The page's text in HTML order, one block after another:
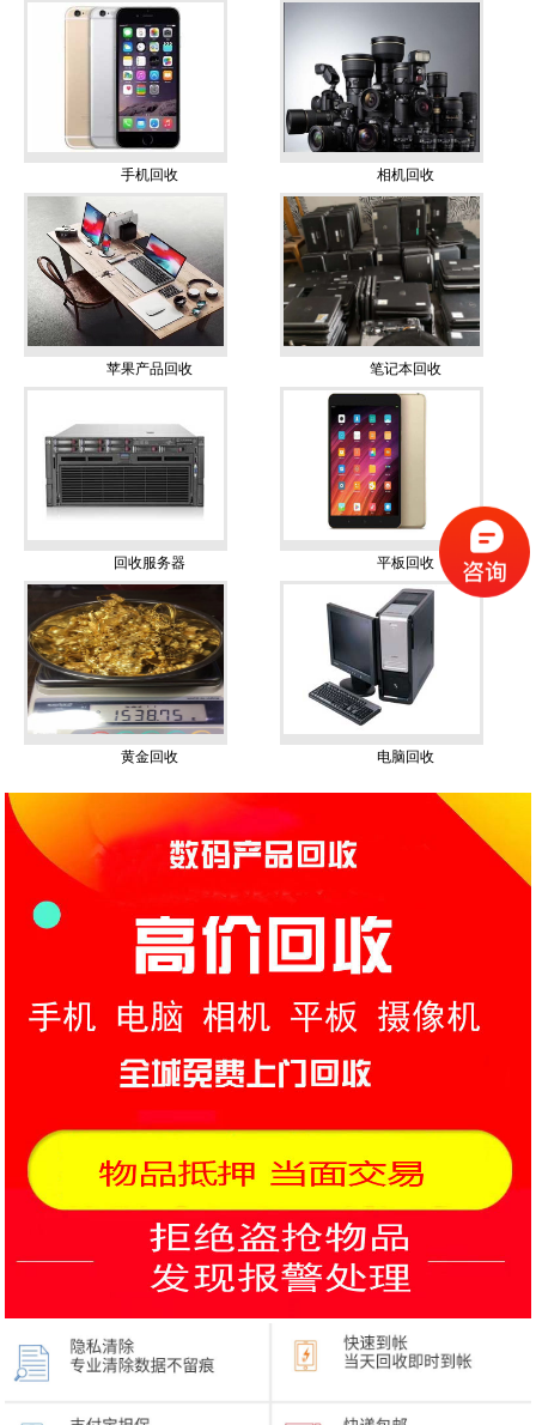
手机回收 相机回收
苹果产品回收 笔记本回收
回收服务器 平板回收
黄金回收 电脑回收